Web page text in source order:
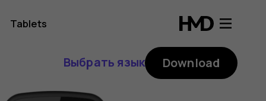
Tablets
Выбрать язык Download